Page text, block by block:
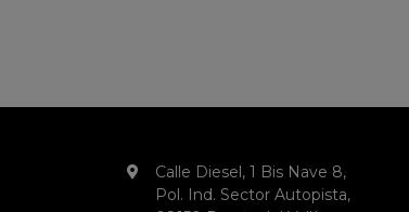
Calle Diesel, 1 Bis Nave 8,
Pol. Ind. Sector Autopista,